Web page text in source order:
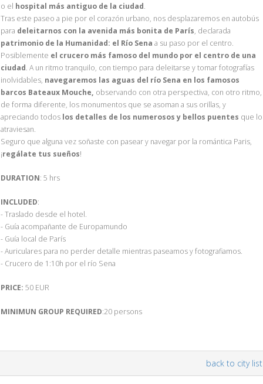
o el hospital más antiguo de la ciudad.
Tras este paseo a pie por el corazón urbano, nos desplazaremos en autobús
para deleitarnos con la avenida más bonita de París, declarada
patrimonio de la Humanidad: el Río Sena a su paso por el centro.
Posiblemente el crucero más famoso del mundo por el centro de una
ciudad. A un ritmo tranquilo, con tiempo para deleitarse y tomar fotografías
inolvidables, navegaremos las aguas del río Sena en los famosos
barcos Bateaux Mouche, observando con otra perspectiva, con otro ritmo,
de forma diferente, los monumentos que se asoman a sus orillas, y
apreciando todos los detalles de los numerosos y bellos puentes que lo
atraviesan.
Seguro que alguna vez soñaste con pasear y navegar por la romántica Paris,
¡regálate tus sueños!
DURATION: 5 hrs
INCLUDED:
- Traslado desde el hotel.
- Guía acompañante de Europamundo
- Guía local de París
- Auriculares para no perder detalle mientras paseamos y fotografiamos.
- Crucero de 1:10h por el río Sena
PRICE: 50 EUR
MINIMUN GROUP REQUIRED:20 persons
back to city list